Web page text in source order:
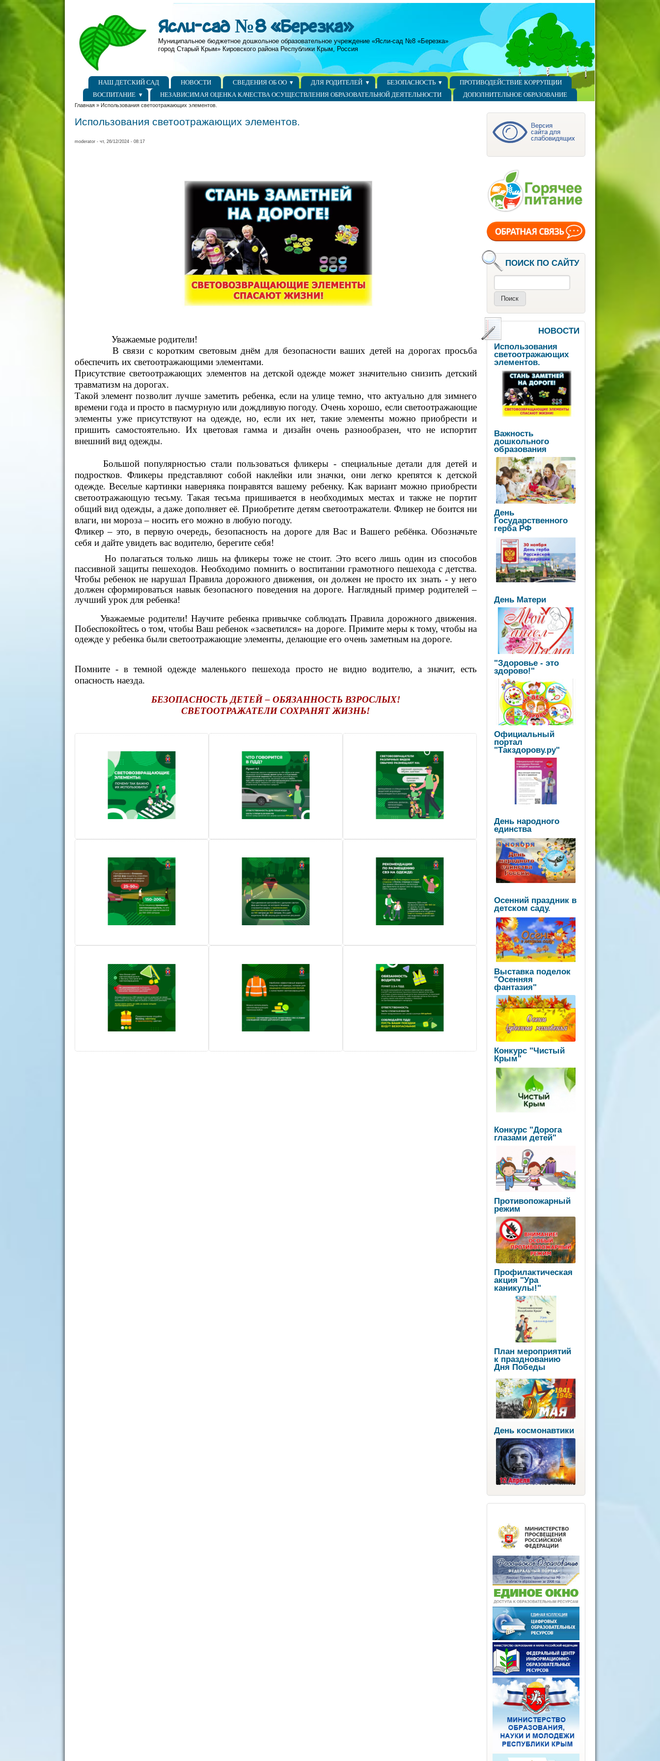
Перейти к основному содержанию
Skip to search
Ясли-сад №8 «Березка»
Муниципальное бюджетное дошкольное образовательное учреждение «Ясли-сад №8 «Березка»
город Старый Крым» Кировского района Республики Крым, Россия
Главное менюНАШ ДЕТСКИЙ САД НОВОСТИ СВЕДЕНИЯ ОБ ОО ДЛЯ РОДИТЕЛЕЙ БЕЗОПАСНОСТЬ
ПРОТИВОДЕЙСТВИЕ КОРРУПЦИИ
ВОСПИТАНИЕ
НЕЗАВИСИМАЯ ОЦЕНКА КАЧЕСТВА ОСУЩЕСТВЛЕНИЯ ОБРАЗОВАТЕЛЬНОЙ ДЕЯТЕЛЬНОСТИ
ДОПОЛНИТЕЛЬНОЕ ОБРАЗОВАНИЕ
Вы здесь
Главная» Использования светоотражающих элементов.
Использования светоотражающих элементов.
moderator- чт, 26/12/2024 - 08:17
Уважаемые родители!
В связи с коротким световым днём для безопасности ваших детей на дорогах просьба
обеспечить их светоотражающими элементами.
Присутствие светоотражающих элементов на детской одежде может значительно снизить детский
травматизм на дорогах.
Такой элемент позволит лучше заметить ребенка, если на улице темно, что актуально для зимнего
времени года и просто в пасмурную или дождливую погоду. Очень хорошо, если светоотражающие
элементы уже присутствуют на одежде, но, если их нет, такие элементы можно приобрести и
пришить самостоятельно. Их цветовая гамма и дизайн очень разнообразен, что не испортит
внешний вид одежды.
Большой популярностью стали пользоваться фликеры - специальные детали для детей и
подростков. Фликеры представляют собой наклейки или значки, они легко крепятся к детской
одежде. Веселые картинки наверняка понравятся вашему ребенку. Как вариант можно приобрести
светоотражающую тесьму. Такая тесьма пришивается в необходимых местах и также не портит
общий вид одежды, а даже дополняет её. Приобретите детям светоотражатели. Фликер не боится ни
влаги, ни мороза – носить его можно в любую погоду.
Фликер – это, в первую очередь, безопасность на дороге для Вас и Вашего ребёнка. Обозначьте
себя и дайте увидеть вас водителю, берегите себя!
Но полагаться только лишь на фликеры тоже не стоит. Это всего лишь один из способов
пассивной защиты пешеходов. Необходимо помнить о воспитании грамотного пешехода с детства.
Чтобы ребенок не нарушал Правила дорожного движения, он должен не просто их знать - у него
должен сформироваться навык безопасного поведения на дороге. Наглядный пример родителей –
лучший урок для ребенка!
Уважаемые родители! Научите ребенка привычке соблюдать Правила дорожного движения.
Побеспокойтесь о том, чтобы Ваш ребенок «засветился» на дороге. Примите меры к тому, чтобы на
одежде у ребенка были светоотражающие элементы, делающие его очень заметным на дороге.
Помните - в темной одежде маленького пешехода просто не видно водителю, а значит, есть
опасность наезда.
БЕЗОПАСНОСТЬ ДЕТЕЙ – ОБЯЗАННОСТЬ ВЗРОСЛЫХ!
СВЕТООТРАЖАТЕЛИ СОХРАНЯТ ЖИЗНЬ!
ПОИСК ПО САЙТУ
НОВОСТИ
Использования
светоотражающих
элементов.
Важность
дошкольного
образования
День
Государственного
герба РФ
День Матери
"Здоровье - это
здорово!"
Официальный
портал
"Такздорову.ру"
День народного
единства
Осенний праздник в
детском саду.
Выставка поделок
"Осенняя
фантазия"
Конкурс "Чистый
Крым"
Конкурс "Дорога
глазами детей"
Противопожарный
режим
Профилактическая
акция "Ура
каникулы!"
План мероприятий
к празднованию
Дня Победы
День космонавтики